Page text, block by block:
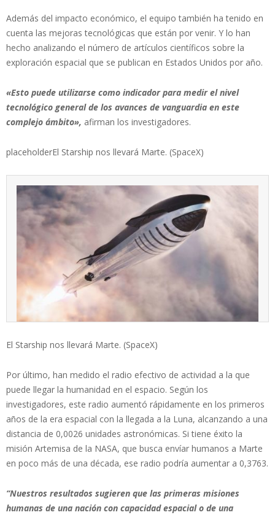
Además del impacto económico, el equipo también ha tenido en
cuenta las mejoras tecnológicas que están por venir. Y lo han
hecho analizando el número de artículos científicos sobre la
exploración espacial que se publican en Estados Unidos por año.
«Esto puede utilizarse como indicador para medir el nivel
tecnológico general de los avances de vanguardia en este
complejo ámbito», afirman los investigadores.
placeholderEl Starship nos llevará Marte. (SpaceX)
El Starship nos llevará Marte. (SpaceX)
Por último, han medido el radio efectivo de actividad a la que
puede llegar la humanidad en el espacio. Según los
investigadores, este radio aumentó rápidamente en los primeros
años de la era espacial con la llegada a la Luna, alcanzando a una
distancia de 0,0026 unidades astronómicas. Si tiene éxito la
misión Artemisa de la NASA, que busca envíar humanos a Marte
en poco más de una década, ese radio podría aumentar a 0,3763.
“Nuestros resultados sugieren que las primeras misiones
humanas de una nación con capacidad espacial o de una